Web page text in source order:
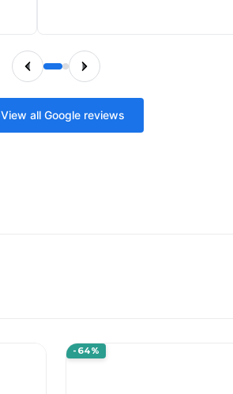
View all Google reviews
-64%